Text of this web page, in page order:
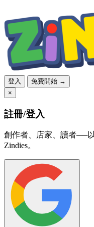
登入
免費開始 →
×
註冊/登入
創作者、店家、讀者──
Zindies。